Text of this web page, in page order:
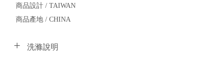
商品設計 / TAIWAN
商品產地 / CHINA
洗滌說明